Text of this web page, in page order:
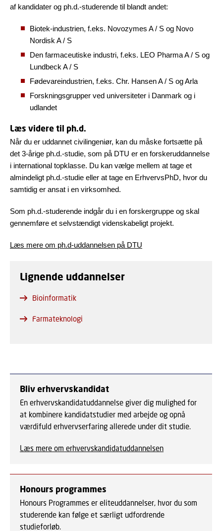
af kandidater og ph.d.-studerende til blandt andet:
Biotek-industrien, f.eks. Novozymes A / S og Novo
Nordisk A / S
Den farmaceutiske industri, f.eks. LEO Pharma A / S og
Lundbeck A / S
Fødevareindustrien, f.eks. Chr. Hansen A / S og Arla
Forskningsgrupper ved universiteter i Danmark og i
udlandet
Læs videre til ph.d.
Når du er uddannet civilingeniør, kan du måske fortsætte på
det 3-årige ph.d.-studie, som på DTU er en forskeruddannelse
i international topklasse. Du kan vælge mellem at tage et
almindeligt ph.d.-studie eller at tage en ErhvervsPhD, hvor du
samtidig er ansat i en virksomhed.
Som ph.d.-studerende indgår du i en forskergruppe og skal
gennemføre et selvstændigt videnskabeligt projekt.
Læs mere om ph.d-uddannelsen på DTU
Lignende uddannelser
Bioinformatik
Farmateknologi
Bliv erhvervskandidat
En erhvervskandidatuddannelse giver dig mulighed for
at kombinere kandidatstudier med arbejde og opnå
værdifuld erhvervserfaring allerede under dit studie.
Læs mere om erhvervskandidatuddannelsen
Honours programmes
Honours Programmes er eliteuddannelser, hvor du som
studerende kan følge et særligt udfordrende
studieforløb.